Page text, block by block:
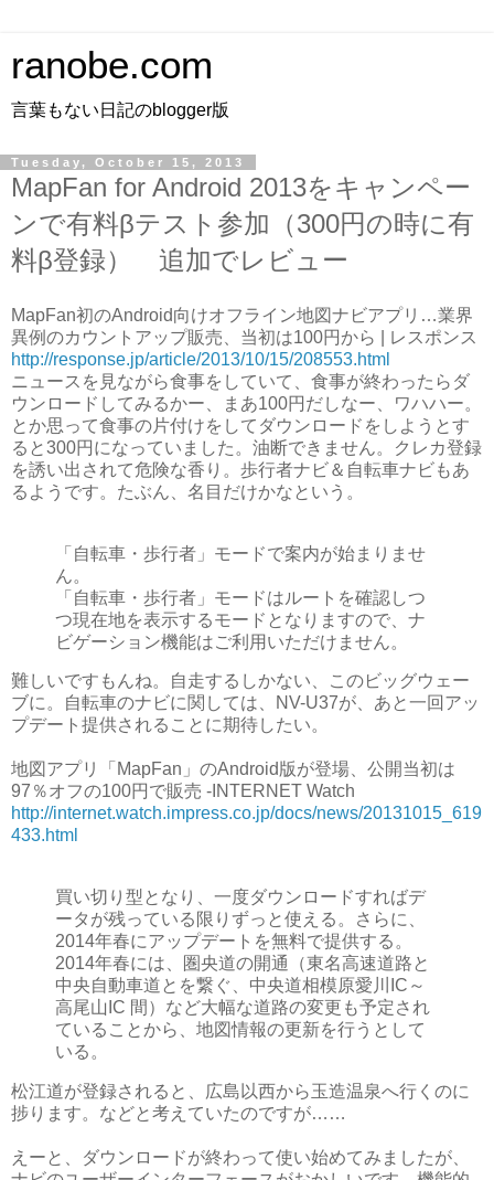
ranobe.com
言葉もない日記のblogger版
Tuesday, October 15, 2013
MapFan for Android 2013をキャンペー
ンで有料βテスト参加（300円の時に有
料β登録） 追加でレビュー
MapFan初のAndroid向けオフライン地図ナビアプリ…業界
異例のカウントアップ販売、当初は100円から | レスポンス
http://response.jp/article/2013/10/15/208553.html
ニュースを見ながら食事をしていて、食事が終わったらダ
ウンロードしてみるかー、まあ100円だしなー、ワハハー。
とか思って食事の片付けをしてダウンロードをしようとす
ると300円になっていました。油断できません。クレカ登録
を誘い出されて危険な香り。歩行者ナビ＆自転車ナビもあ
るようです。たぶん、名目だけかなという。
「自転車・歩行者」モードで案内が始まりませ
ん。
「自転車・歩行者」モードはルートを確認しつ
つ現在地を表示するモードとなりますので、ナ
ビゲーション機能はご利用いただけません。
難しいですもんね。自走するしかない、このビッグウェー
ブに。自転車のナビに関しては、NV-U37が、あと一回アッ
プデート提供されることに期待したい。
地図アプリ「MapFan」のAndroid版が登場、公開当初は
97％オフの100円で販売 -INTERNET Watch
http://internet.watch.impress.co.jp/docs/news/20131015_619
433.html
買い切り型となり、一度ダウンロードすればデ
ータが残っている限りずっと使える。さらに、
2014年春にアップデートを無料で提供する。
2014年春には、圏央道の開通（東名高速道路と
中央自動車道とを繋ぐ、中央道相模原愛川IC～
高尾山IC 間）など大幅な道路の変更も予定され
ていることから、地図情報の更新を行うとして
いる。
松江道が登録されると、広島以西から玉造温泉へ行くのに
捗ります。などと考えていたのですが……
えーと、ダウンロードが終わって使い始めてみましたが、